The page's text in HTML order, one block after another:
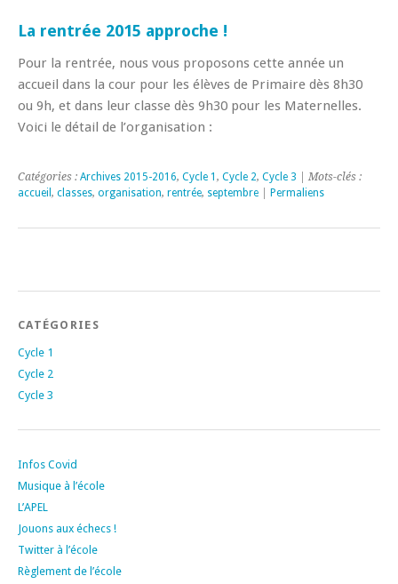
La rentrée 2015 approche !
Pour la rentrée, nous vous proposons cette année un
accueil dans la cour pour les élèves de Primaire dès 8h30
ou 9h, et dans leur classe dès 9h30 pour les Maternelles.
Voici le détail de l’organisation :
Catégories : Archives 2015-2016, Cycle 1 , Cycle 2, Cycle 3 | Mots-clés :
accueil , classes, organisation, rentrée, septembre Permaliens
CATÉGORIES
Cycle 1
Cycle 2
Cycle 3
Infos Covid
Musique à l’école
L’APEL
Jouons aux échecs !
Twitter à l’école
Règlement de l’école